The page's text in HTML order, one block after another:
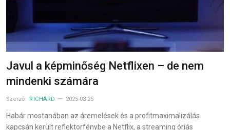
Javul a képminőség Netflixen – de nem
mindenki számára
Szerző: RICHÁRD 2025-03-25
Habár mostanában az áremelések és a profitmaximalizálás
kapcsán került reflektorfénybe a Netflix, a streaming óriás